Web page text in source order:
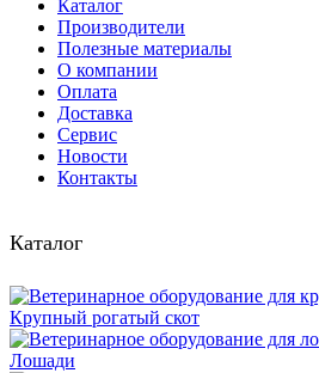
Каталог
Производители
Полезные материалы
О компании
Оплата
Доставка
Сервис
Новости
Контакты
Каталог
Крупный рогатый скот
Лошади